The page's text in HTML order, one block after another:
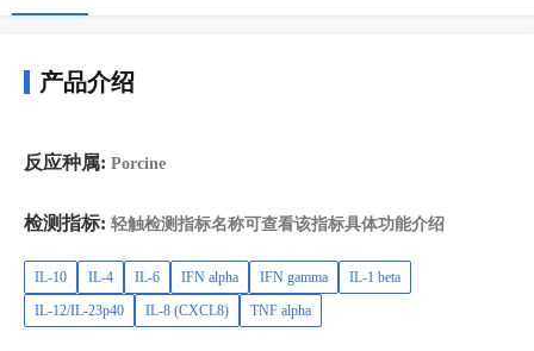
产品介绍
反应种属: Porcine
检测指标: 轻触检测指标名称可查看该指标具体功能介绍
IL-10 IL-4 IL-6 IFN alpha IFN gamma
IL-1 beta
IL-12/IL-23p40
IL-8 (CXCL8) TNF alpha